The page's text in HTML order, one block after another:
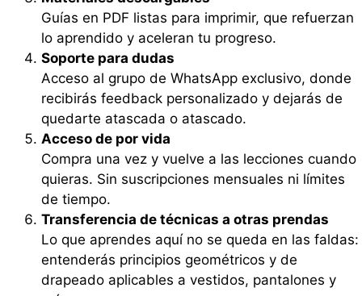
Guías en PDF listas para imprimir, que refuerzan
lo aprendido y aceleran tu progreso.
Soporte para dudas
Acceso al grupo de WhatsApp exclusivo, donde
recibirás feedback personalizado y dejarás de
quedarte atascada o atascado.
Acceso de por vida
Compra una vez y vuelve a las lecciones cuando
quieras. Sin suscripciones mensuales ni límites
de tiempo.
Transferencia de técnicas a otras prendas
Lo que aprendes aquí no se queda en las faldas:
entenderás principios geométricos y de
drapeado aplicables a vestidos, pantalones y